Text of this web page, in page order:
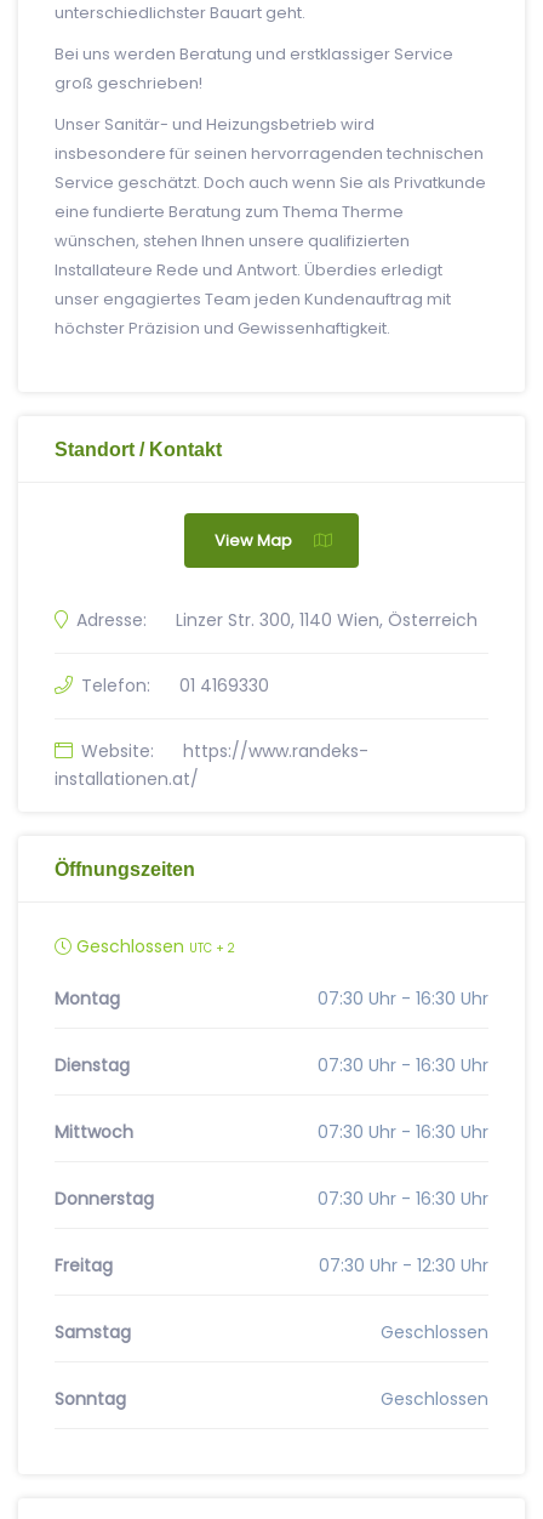
unterschiedlichster Bauart geht.
Bei uns werden Beratung und erstklassiger Service
groß geschrieben!
Unser Sanitär- und Heizungsbetrieb wird
insbesondere für seinen hervorragenden technischen
Service geschätzt. Doch auch wenn Sie als Privatkunde
eine fundierte Beratung zum Thema Therme
wünschen, stehen Ihnen unsere qualifizierten
Installateure Rede und Antwort. Überdies erledigt
unser engagiertes Team jeden Kundenauftrag mit
höchster Präzision und Gewissenhaftigkeit.
Standort / Kontakt
View Map
Adresse: Linzer Str. 300, 1140 Wien, Österreich
Telefon: 01 4169330
Website:
https://www.randeks-
installationen.at/
Öffnungszeiten
Geschlossen UTC + 2
Montag 07:30 Uhr - 16:30 Uhr
Dienstag 07:30 Uhr - 16:30 Uhr
Mittwoch 07:30 Uhr - 16:30 Uhr
Donnerstag 07:30 Uhr - 16:30 Uhr
Freitag 07:30 Uhr - 12:30 Uhr
Samstag Geschlossen
Sonntag Geschlossen